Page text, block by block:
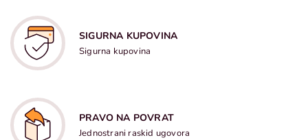
SIGURNA KUPOVINA
Sigurna kupovina
PRAVO NA POVRAT
Jednostrani raskid ugovora